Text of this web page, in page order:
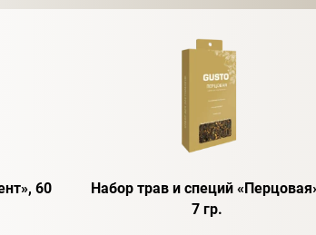
60
Набор трав и специй
7 гр.